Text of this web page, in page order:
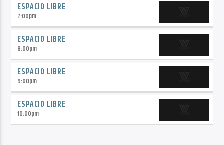
ESPACIO LIBRE
7:00pm
ESPACIO LIBRE
8:00pm
ESPACIO LIBRE
9:00pm
ESPACIO LIBRE
10:00pm